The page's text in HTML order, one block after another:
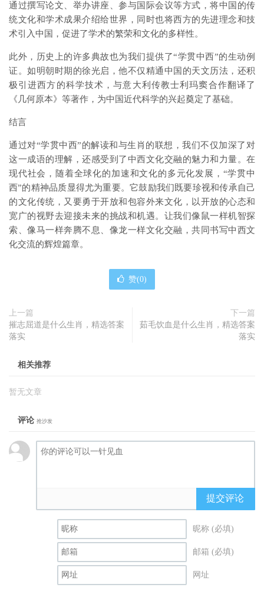
通过撰写论文、举办讲座、参与国际会议等方式，将中国的传
统文化和学术成果介绍给世界，同时也将西方的先进理念和技
术引入中国，促进了学术的繁荣和文化的多样性。
此外，历史上的许多典故也为我们提供了“学贯中西”的生动例
证。如明朝时期的徐光启，他不仅精通中国的天文历法，还积
极引进西方的科学技术，与意大利传教士利玛窦合作翻译了
《几何原本》等著作，为中国近代科学的兴起奠定了基础。
结言
通过对“学贯中西”的解读和与生肖的联想，我们不仅加深了对
这一成语的理解，还感受到了中西文化交融的魅力和力量。在
现代社会，随着全球化的加速和文化的多元化发展，“学贯中
西”的精神品质显得尤为重要。它鼓励我们既要珍视和传承自己
的文化传统，又要勇于开放和包容外来文化，以开放的心态和
宽广的视野去迎接未来的挑战和机遇。让我们像鼠一样机智探
索、像马一样奔腾不息、像龙一样文化交融，共同书写中西文
化交流的辉煌篇章。
赞(0)
上一篇
摧志屈道是什么生肖，精选答案
落实
下一篇
茹毛饮血是什么生肖，精选答案
落实
相关推荐
暂无文章
评论 抢沙发
提交评论
昵称 (必填)
邮箱 (必填)
网址